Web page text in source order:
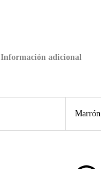
Información adicional
Marrón